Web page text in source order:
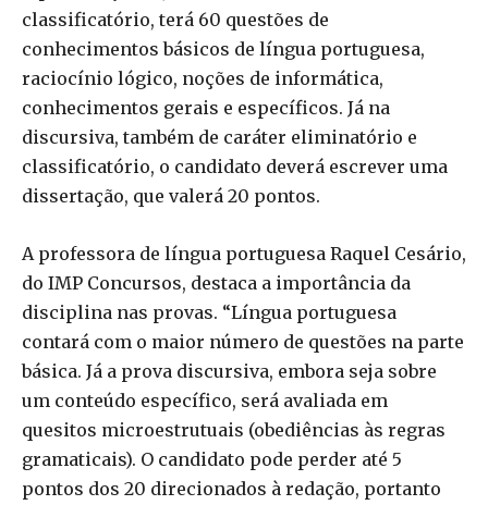
classificatório, terá 60 questões de
conhecimentos básicos de língua portuguesa,
raciocínio lógico, noções de informática,
conhecimentos gerais e específicos. Já na
discursiva, também de caráter eliminatório e
classificatório, o candidato deverá escrever uma
dissertação, que valerá 20 pontos.
A professora de língua portuguesa Raquel Cesário,
do IMP Concursos, destaca a importância da
disciplina nas provas. “Língua portuguesa
contará com o maior número de questões na parte
básica. Já a prova discursiva, embora seja sobre
um conteúdo específico, será avaliada em
quesitos microestrutuais (obediências às regras
gramaticais). O candidato pode perder até 5
pontos dos 20 direcionados à redação, portanto